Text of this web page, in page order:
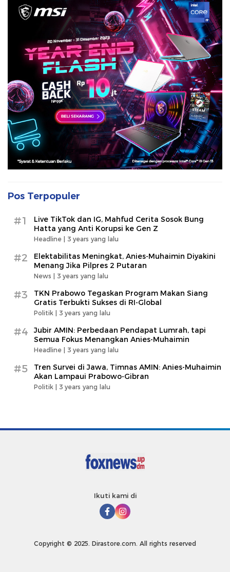
Pos Terpopuler
#1
Live TikTok dan IG, Mahfud Cerita Sosok Bung
Hatta yang Anti Korupsi ke Gen Z
Headline | 3 years yang lalu
#2
Elektabilitas Meningkat, Anies-Muhaimin Diyakini
Menang Jika Pilpres 2 Putaran
News | 3 years yang lalu
#3
TKN Prabowo Tegaskan Program Makan Siang
Gratis Terbukti Sukses di RI-Global
Politik | 3 years yang lalu
#4
Jubir AMIN: Perbedaan Pendapat Lumrah, tapi
Semua Fokus Menangkan Anies-Muhaimin
Headline | 3 years yang lalu
#5
Tren Survei di Jawa, Timnas AMIN: Anies-Muhaimin
Akan Lampaui Prabowo-Gibran
Politik | 3 years yang lalu
Ikuti kami di
Copyright © 2025. Dirastore.com. All rights reserved